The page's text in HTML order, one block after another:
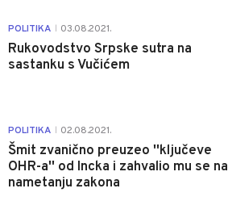
POLITIKA 03.08.2021.
Rukovodstvo Srpske sutra na
sastanku s Vučićem
POLITIKA 02.08.2021.
Šmit zvanično preuzeo ''ključeve
OHR-a'' od Incka i zahvalio mu se na
nametanju zakona